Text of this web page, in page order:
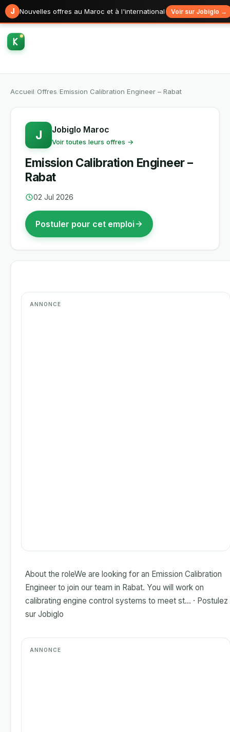
J Nouvelles offres au Maroc et à l'international Voir sur Jobiglo →
Accueil Offres Emission Calibration Engineer – Rabat
J Jobiglo Maroc
Voir toutes leurs offres →
Emission Calibration Engineer –
Rabat
02 Jul 2026
Postuler pour cet emploi
About the roleWe are looking for an Emission Calibration
Engineer to join our team in Rabat. You will work on
calibrating engine control systems to meet st... · Postulez
sur Jobiglo